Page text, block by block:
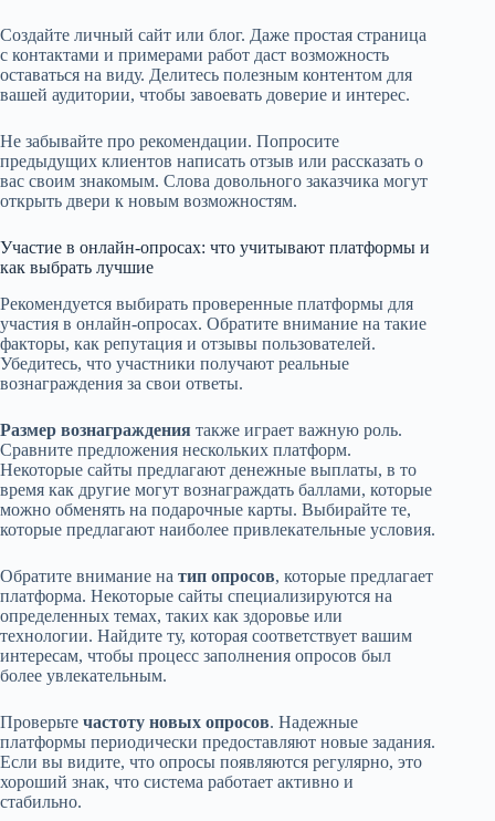
Создайте личный сайт или блог. Даже простая страница
с контактами и примерами работ даст возможность
оставаться на виду. Делитесь полезным контентом для
вашей аудитории, чтобы завоевать доверие и интерес.
Не забывайте про рекомендации. Попросите
предыдущих клиентов написать отзыв или рассказать о
вас своим знакомым. Слова довольного заказчика могут
открыть двери к новым возможностям.
Участие в онлайн-опросах: что учитывают платформы и
как выбрать лучшие
Рекомендуется выбирать проверенные платформы для
участия в онлайн-опросах. Обратите внимание на такие
факторы, как репутация и отзывы пользователей.
Убедитесь, что участники получают реальные
вознаграждения за свои ответы.
Размер вознаграждения также играет важную роль.
Сравните предложения нескольких платформ.
Некоторые сайты предлагают денежные выплаты, в то
время как другие могут вознаграждать баллами, которые
можно обменять на подарочные карты. Выбирайте те,
которые предлагают наиболее привлекательные условия.
Обратите внимание на тип опросов, которые предлагает
платформа. Некоторые сайты специализируются на
определенных темах, таких как здоровье или
технологии. Найдите ту, которая соответствует вашим
интересам, чтобы процесс заполнения опросов был
более увлекательным.
Проверьте частоту новых опросов. Надежные
платформы периодически предоставляют новые задания.
Если вы видите, что опросы появляются регулярно, это
хороший знак, что система работает активно и
стабильно.